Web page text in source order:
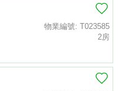
物業編號: T023585
2房